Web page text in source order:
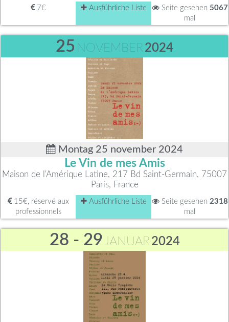
7€ Ausführliche Liste Seite gesehen 5067
mal
25 NOVEMBER 2024
Montag 25 november 2024
Le Vin de mes Amis
Maison de l'Amérique Latine, 217 Bd Saint-Germain, 75007
Paris, France
15€, réservé aux
professionnels
Ausführliche Liste Seite gesehen 2318
mal
28 - 29 JANUAR 2024